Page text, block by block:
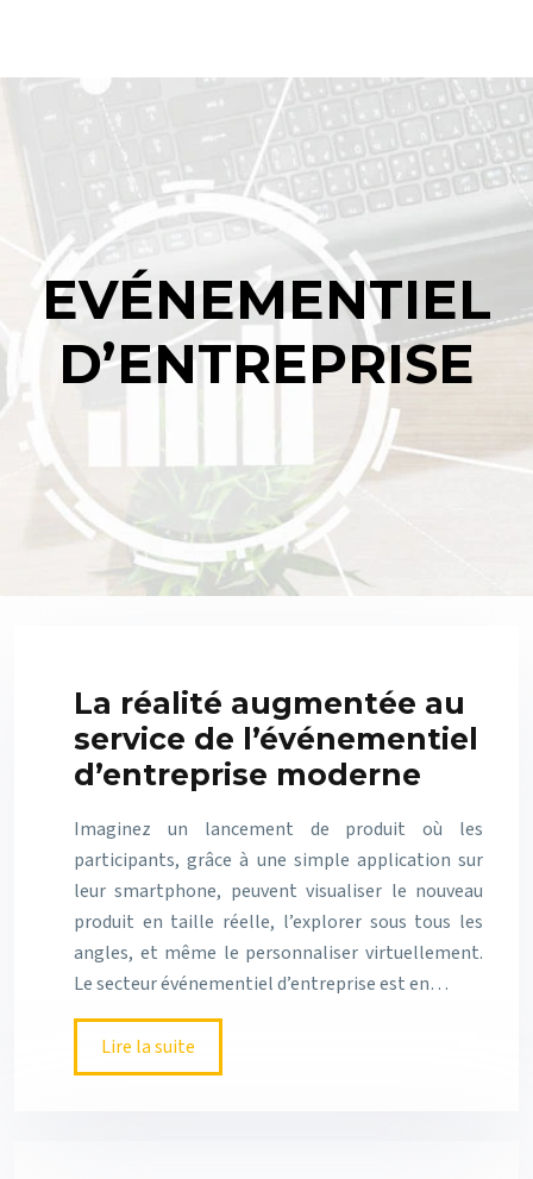
EVÉNEMENTIEL
D’ENTREPRISE
La réalité augmentée au
service de l’événementiel
d’entreprise moderne
Imaginez un lancement de produit où les
participants, grâce à une simple application sur
leur smartphone, peuvent visualiser le nouveau
produit en taille réelle, l’explorer sous tous les
angles, et même le personnaliser virtuellement.
Le secteur événementiel d’entreprise est en…
Lire la suite